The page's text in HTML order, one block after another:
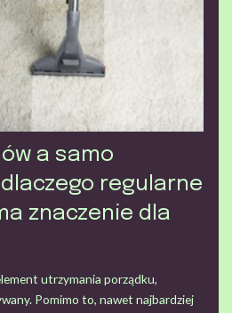
a samo
regularne
znaczenie dla
utrzymania porządku,
Pomimo to, nawet najbardziej